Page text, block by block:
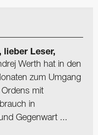
lieber Leser,
Werth hat in den
zum Umgang
mit
in
Gegenwart ...